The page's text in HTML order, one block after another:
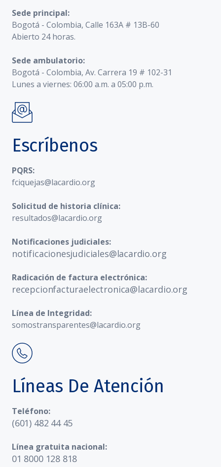
Sede principal:
Bogotá - Colombia, Calle 163A # 13B-60
Abierto 24 horas.
Sede ambulatorio:
Bogotá - Colombia, Av. Carrera 19 # 102-31
Lunes a viernes: 06:00 a.m. a 05:00 p.m.
Escríbenos
PQRS:
fciquejas@lacardio.org
Solicitud de historia clínica:
resultados@lacardio.org
Notificaciones judiciales:
notificacionesjudiciales@lacardio.org
Radicación de factura electrónica:
recepcionfacturaelectronica@lacardio.org
Línea de Integridad:
somostransparentes@lacardio.org
Líneas De Atención
Teléfono:
(601) 482 44 45
Línea gratuita nacional:
01 8000 128 818